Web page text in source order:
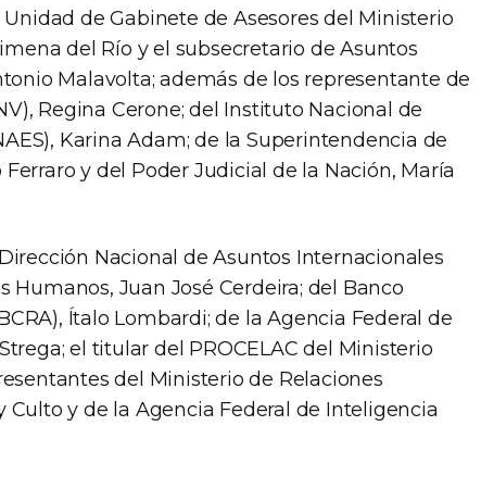
de Gabinete de Asesores del Ministerio
del Río y el subsecretario de Asuntos
Malavolta; además de los representante de
Regina Cerone; del Instituto Nacional de
Karina Adam; de la Superintendencia de
y del Poder Judicial de la Nación, María
Nacional de Asuntos Internacionales
Juan José Cerdeira; del Banco
Ítalo Lombardi; de la Agencia Federal de
el titular del PROCELAC del Ministerio
del Ministerio de Relaciones
Culto y de la Agencia Federal de Inteligencia